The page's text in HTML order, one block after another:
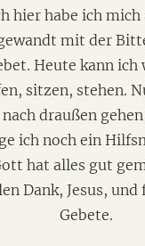
hier habe ich mich
mit der
Heute kann ich
sitzen, stehen.
nach draußen
ich noch ein
hat alles gut
Dank, Jesus, und
Gebete.